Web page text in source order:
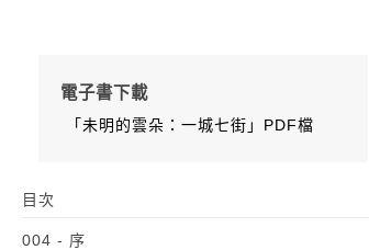
電子書下載
「未明的雲朵：一城七街」PDF檔
目次
004 - 序